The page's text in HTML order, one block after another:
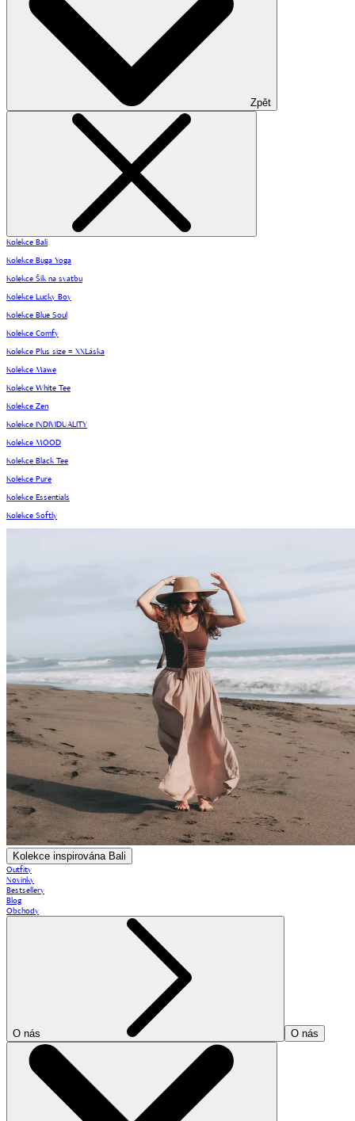
Zpět
Kolekce Bali
Kolekce Buga Yoga
Kolekce Šik na svatbu
Kolekce Lucky Boy
Kolekce Blue Soul
Kolekce Comfy
Kolekce Plus size = XXLáska
Kolekce Mawe
Kolekce White Tee
Kolekce Zen
Kolekce INDIVIDUALITY
Kolekce MOOD
Kolekce Black Tee
Kolekce Pure
Kolekce Essentials
Kolekce Softly
Kolekce inspirována Bali
Outfity
Novinky
Bestsellery
Blog
Obchody
O nás O nás